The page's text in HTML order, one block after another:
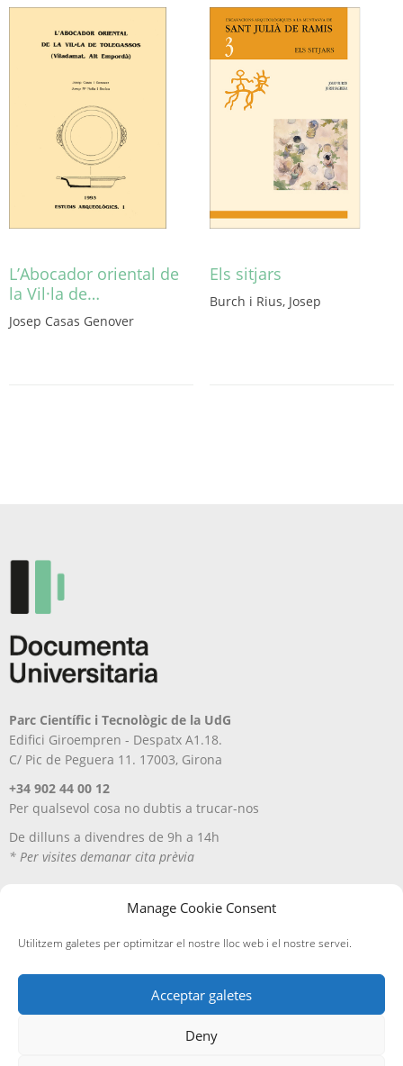
Manage Cookie Consent
Utilitzem galetes per optimitzar el nostre lloc web i el nostre servei.
Acceptar galetes
Deny
L’Abocador oriental de
la Vil·la de…
Josep Casas Genover
Els sitjars
Burch i Rius, Josep
Parc Científic i Tecnològic de la UdG
Edifici Giroempren - Despatx A1.18.
C/ Pic de Peguera 11. 17003, Girona
+34 902 44 00 12
Per qualsevol cosa no dubtis a trucar-nos
De dilluns a divendres de 9h a 14h
* Per visites demanar cita prèvia
Política de privacitat Política de cookies